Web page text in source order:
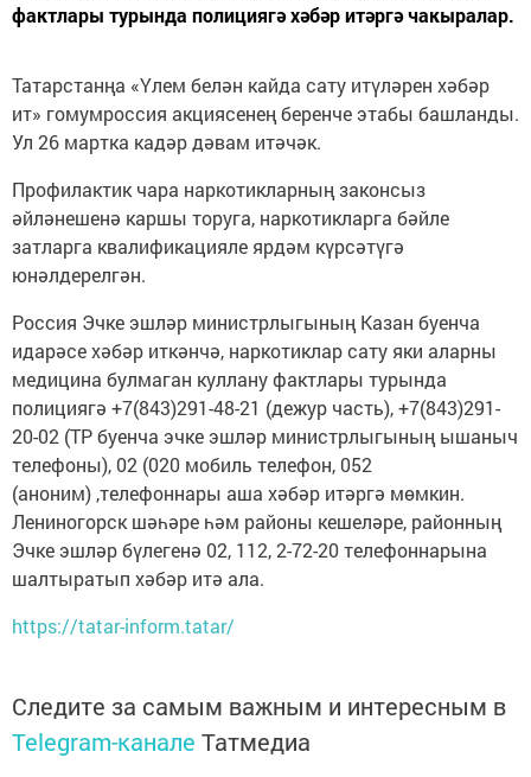
фактлары турында полициягә хәбәр итәргә чакыралар.
Татарстанңа «Үлем белән кайда сату итүләрен хәбәр
ит» гомумроссия акциясенең беренче этабы башланды.
Ул 26 мартка кадәр дәвам итәчәк.
Профилактик чара наркотикларның законсыз
әйләнешенә каршы торуга, наркотикларга бәйле
затларга квалификацияле ярдәм күрсәтүгә
юнәлдерелгән.
Россия Эчке эшләр министрлыгының Казан буенча
идарәсе хәбәр иткәнчә, наркотиклар сату яки аларны
медицина булмаган куллану фактлары турында
полициягә +7(843)291-48-21 (дежур часть), +7(843)291-
20-02 (ТР буенча эчке эшләр министрлыгының ышаныч
телефоны), 02 (020 мобиль телефон, 052
(аноним) ,телефоннары аша хәбәр итәргә мөмкин.
Лениногорск шәһәре һәм районы кешеләре, районның
Эчке эшләр бүлегенә 02, 112, 2-72-20 телефоннарына
шалтыратып хәбәр итә ала.
https://tatar-inform.tatar/
Следите за самым важным и интересным в
Telegram-канале Татмедиа